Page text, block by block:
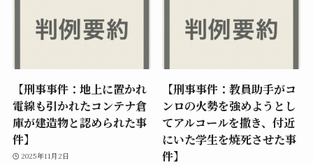
【刑事事件：地上に置かれ
電線も引かれたコンテナ倉
庫が建造物と認められた事
件】
2025年11月2日
【刑事事件：教員助手がコ
ンロの火勢を強めようとし
てアルコールを撒き、付近
にいた学生を焼死させた事
件】